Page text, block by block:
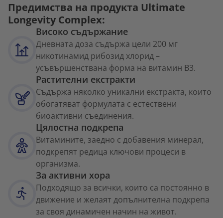
Предимства на продукта Ultimate
Longevity Complex:
Високо съдържание
Дневната доза съдържа цели 200 мг
никотинамид рибозид хлорид –
усъвършенствана форма на витамин B3.
Растителни екстракти
Съдържа няколко уникални екстракта, които
обогатяват формулата с естествени
биоактивни съединения.
Цялостна подкрепа
Витамините, заедно с добавения минерал,
подкрепят редица ключови процеси в
организма.
За активни хора
Подходящо за всички, които са постоянно в
движение и желаят допълнителна подкрепа
за своя динамичен начин на живот.